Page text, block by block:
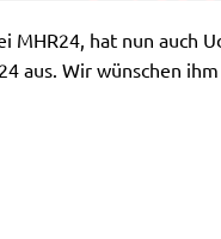
hat nun auch
aus. Wir wünschen